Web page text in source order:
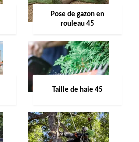
Pose de gazon en
rouleau 45
Taille de haie 45